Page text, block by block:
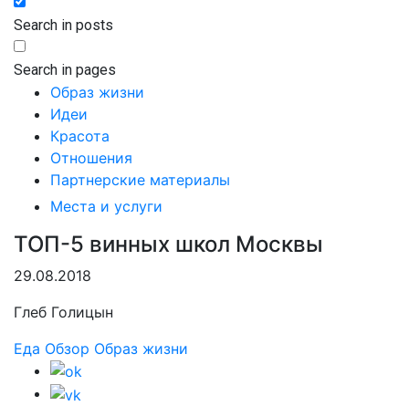
Search in posts
Search in pages
Образ жизни
Идеи
Красота
Отношения
Партнерские материалы
Места и услуги
ТОП-5 винных школ Москвы
29.08.2018
Глеб Голицын
Еда Обзор Образ жизни